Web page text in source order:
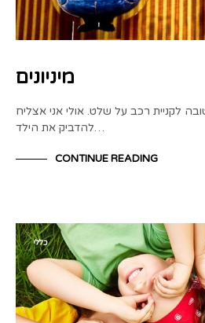
מיניונים
לקניית רכב על שלט. אולי אני אצליח
להדביק את הילד…
CONTINUE READING
כללי